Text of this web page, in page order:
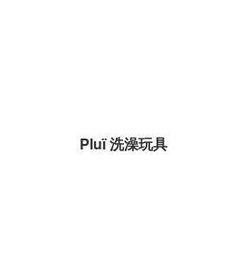
Pluï 洗澡玩具